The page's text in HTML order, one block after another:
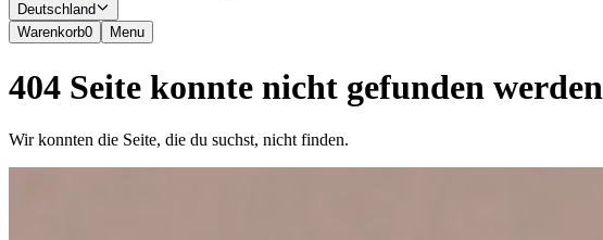
Deutschland
Warenkorb0 Menu
404 Seite konnte nicht gefunden werden
Wir konnten die Seite, die du suchst, nicht finden.